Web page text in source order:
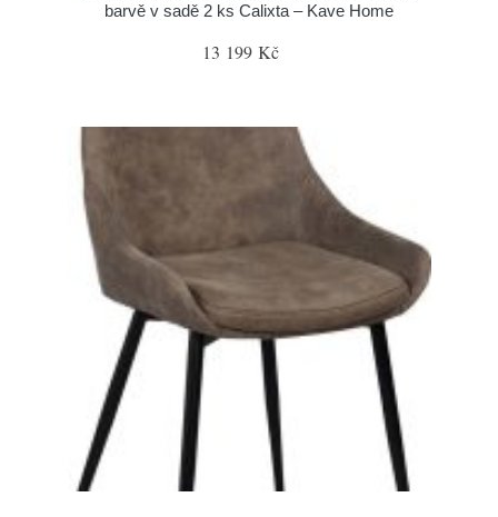
barvě v sadě 2 ks Calixta – Kave Home
13 199 Kč